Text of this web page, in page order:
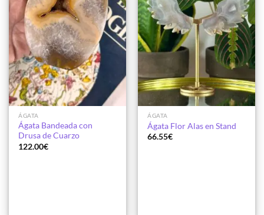
ÁGATA
Ágata Bandeada con
Drusa de Cuarzo
122.00€
ÁGATA
Ágata Flor Alas en Stand
66.55€